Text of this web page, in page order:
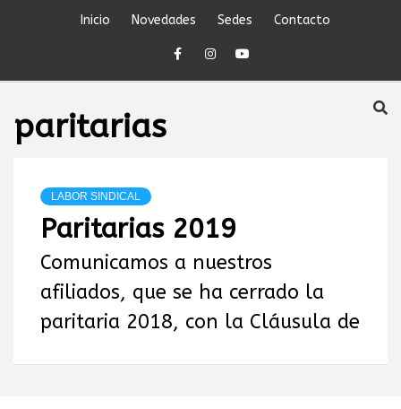
Inicio Novedades Sedes Contacto
SINDICATO DEL
JERÁRQUICO Y
PROFESIONAL
DEL
PETRÓLEO,
paritarias
LABOR SINDICAL
Paritarias 2019
Comunicamos a nuestros
afiliados, que se ha cerrado la
paritaria 2018, con la Cláusula de